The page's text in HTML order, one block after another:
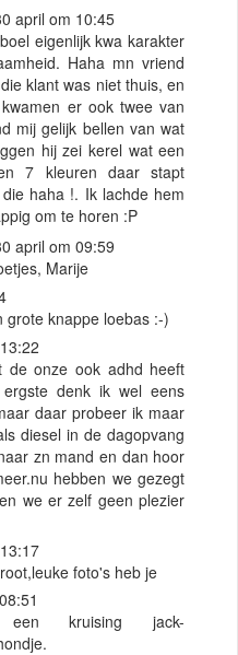
april om 10:45
eigenlijk kwa karakter
Haha mn vriend
klant was niet thuis, en
er ook twee van
mij gelijk bellen van wat
hij zei kerel wat een
7 kleuren daar stapt
haha !. Ik lachde hem
om te horen :P
april om 09:59
Marije
grote knappe loebas :-)
de onze ook adhd heeft
denk ik wel eens
daar probeer ik maar
diesel in de dagopvang
zn mand en dan hoor
hebben we gezegt
we er zelf geen plezier
foto's heb je
kruising jack-